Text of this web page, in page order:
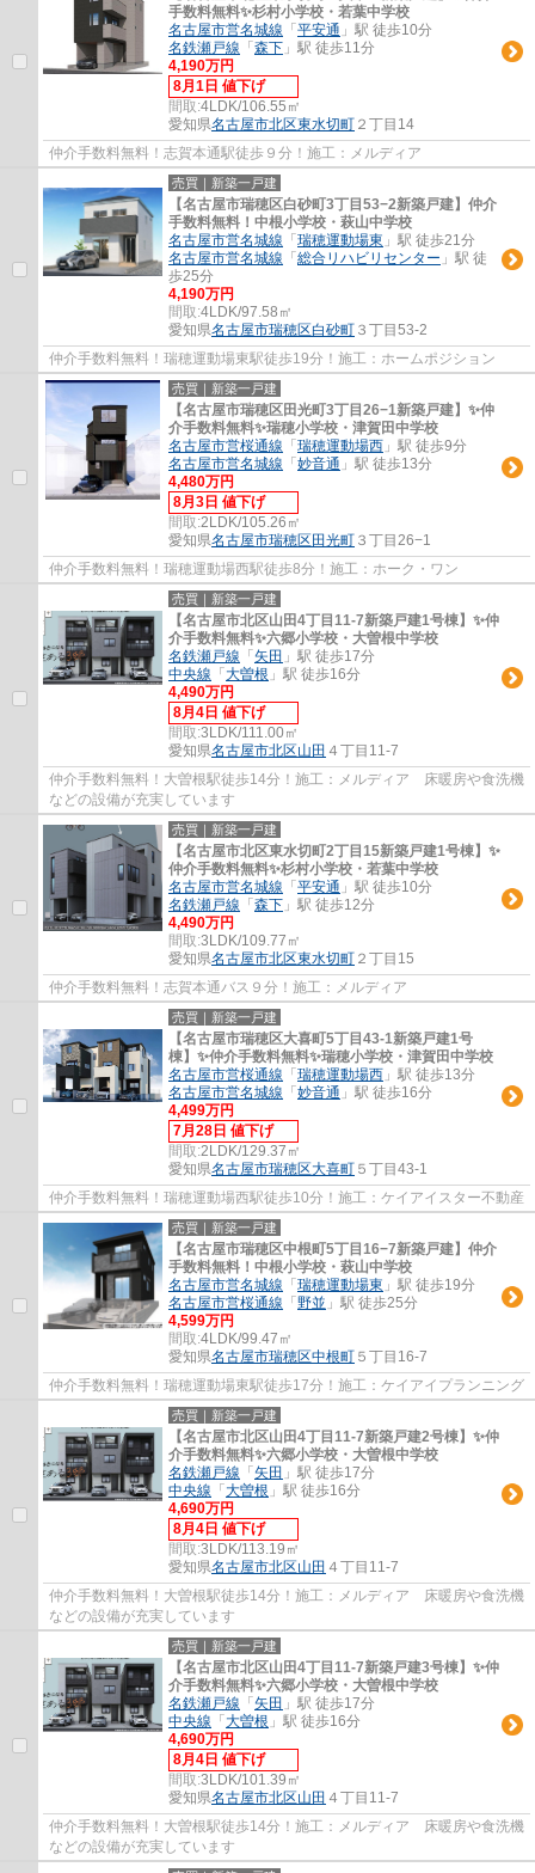
手数料無料✨️杉村小学校・若葉中学校
名古屋市営名城線 「 平安通 」駅 徒歩10分
名鉄瀬戸線 「 森下 」駅 徒歩11分
4,190万円
8月1日 値下げ
間取:4LDK/106.55㎡
愛知県名古屋市北区東水切町 ２丁目14
仲介手数料無料！志賀本通駅徒歩９分！施工：メルディア
売買｜新築一戸建
【名古屋市瑞穂区白砂町3丁目53−2新築戸建】仲介
手数料無料！中根小学校・萩山中学校
名古屋市営名城線 「 瑞穂運動場東 」駅 徒歩21分
名古屋市営名城線 「 総合リハビリセンター 」駅 徒
歩25分
4,190万円
間取:4LDK/97.58㎡
愛知県名古屋市瑞穂区白砂町 ３丁目53-2
仲介手数料無料！瑞穂運動場東駅徒歩19分！施工：ホームポジション
売買｜新築一戸建
【名古屋市瑞穂区田光町3丁目26−1新築戸建】✨️仲
介手数料無料✨️瑞穂小学校・津賀田中学校
名古屋市営桜通線 「 瑞穂運動場西 」駅 徒歩9分
名古屋市営名城線 「 妙音通 」駅 徒歩13分
4,480万円
8月3日 値下げ
間取:2LDK/105.26㎡
愛知県名古屋市瑞穂区 田光町 ３丁目26−1
仲介手数料無料！瑞穂運動場西駅徒歩8分！施工：ホーク・ワン
売買｜新築一戸建
【名古屋市北区山田4丁目11-7新築戸建1号棟】✨️仲
介手数料無料✨️六郷小学校・大曽根中学校
名鉄瀬戸線 「 矢田 」駅 徒歩17分
中央線 「 大曽根 」駅 徒歩16分
4,490万円
8月4日 値下げ
間取:3LDK/111.00㎡
愛知県名古屋市北区山田 ４丁目11-7
仲介手数料無料！大曽根駅徒歩14分！施工：メルディア 床暖房や食洗機
などの設備が充実しています
売買｜新築一戸建
【名古屋市北区東水切町2丁目15新築戸建1号棟】✨️
仲介手数料無料✨️杉村小学校・若葉中学校
名古屋市営名城線 「 平安通 」駅 徒歩10分
名鉄瀬戸線 「 森下 」駅 徒歩12分
4,490万円
間取:3LDK/109.77㎡
愛知県名古屋市北区東水切町 ２丁目15
仲介手数料無料！志賀本通バス９分！施工：メルディア
売買｜新築一戸建
【名古屋市瑞穂区大喜町5丁目43-1新築戸建1号
棟】✨️仲介手数料無料✨️瑞穂小学校・津賀田中学校
名古屋市営桜通線 「 瑞穂運動場西 」駅 徒歩13分
名古屋市営名城線 「 妙音通 」駅 徒歩16分
4,499万円
7月28日 値下げ
間取:2LDK/129.37㎡
愛知県名古屋市瑞穂区大喜町 ５丁目43-1
仲介手数料無料！瑞穂運動場西駅徒歩10分！施工：ケイアイスター不動産
売買｜新築一戸建
【名古屋市瑞穂区中根町5丁目16−7新築戸建】仲介
手数料無料！中根小学校・萩山中学校
名古屋市営名城線 「 瑞穂運動場東 」駅 徒歩19分
名古屋市営桜通線 「 野並 」駅 徒歩25分
4,599万円
間取:4LDK/99.47㎡
愛知県名古屋市瑞穂区中根町 ５丁目16-7
仲介手数料無料！瑞穂運動場東駅徒歩17分！施工：ケイアイプランニング
売買｜新築一戸建
【名古屋市北区山田4丁目11-7新築戸建2号棟】✨️仲
介手数料無料✨️六郷小学校・大曽根中学校
名鉄瀬戸線 「 矢田 」駅 徒歩17分
中央線 「 大曽根 」駅 徒歩16分
4,690万円
8月4日 値下げ
間取:3LDK/113.19㎡
愛知県名古屋市北区山田 ４丁目11-7
仲介手数料無料！大曽根駅徒歩14分！施工：メルディア 床暖房や食洗機
などの設備が充実しています
売買｜新築一戸建
【名古屋市北区山田4丁目11-7新築戸建3号棟】✨️仲
介手数料無料✨️六郷小学校・大曽根中学校
名鉄瀬戸線 「 矢田 」駅 徒歩17分
中央線 「 大曽根 」駅 徒歩16分
4,690万円
8月4日 値下げ
間取:3LDK/101.39㎡
愛知県名古屋市北区山田 ４丁目11-7
仲介手数料無料！大曽根駅徒歩14分！施工：メルディア 床暖房や食洗機
などの設備が充実しています